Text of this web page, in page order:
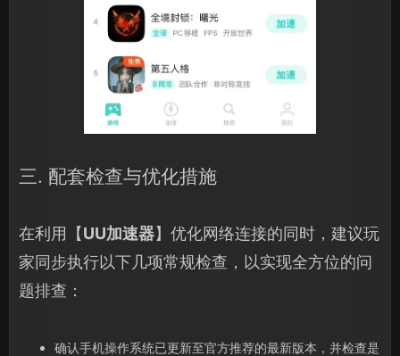
三. 配套检查与优化措施
在利用【UU加速器】优化网络连接的同时，建议玩
家同步执行以下几项常规检查，以实现全方位的问
题排查：
确认手机操作系统已更新至官方推荐的最新版本，并检查是